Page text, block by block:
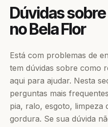
Dúvidas
no Bela Flor
Está com problemas de
tem dúvidas sobre como
aqui para ajudar. Nesta
perguntas mais
pia, ralo, esgoto, limpeza
gordura. Se sua dúvida